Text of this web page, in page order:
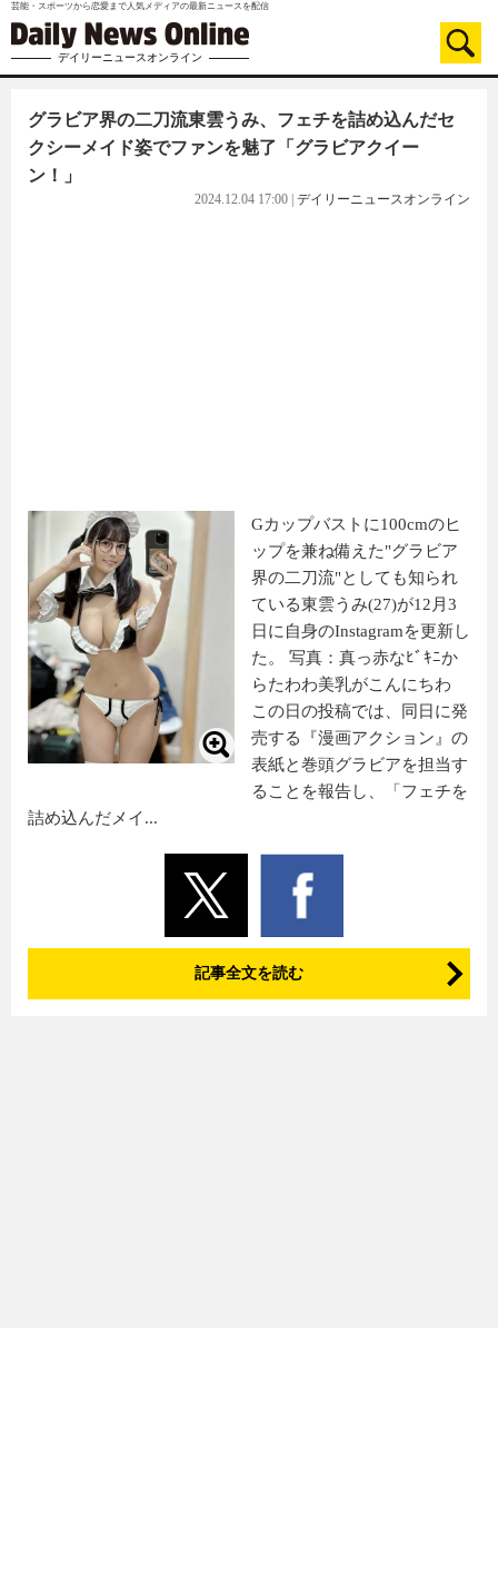
芸能・スポーツから恋愛まで人気メディアの最新ニュースを配信
デイリーニュースオンライン
グラビア界の二刀流東雲うみ、フェチを詰め込んだセ
クシーメイド姿でファンを魅了「グラビアクイー
ン！」
2024.12.04 17:00 デイリーニュースオンライン
Gカップバストに100cmのヒ
ップを兼ね備えた"グラビア
界の二刀流"としても知られ
ている東雲うみ(27)が12月3
日に自身のInstagramを更新し
た。 写真：真っ赤なﾋﾞｷﾆか
らたわわ美乳がこんにちわ
この日の投稿では、同日に発
売する『漫画アクション』の
表紙と巻頭グラビアを担当す
ることを報告し、「フェチを
詰め込んだメイ...
記事全文を読む